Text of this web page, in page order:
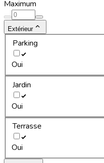
Maximum
Extérieur
Parking
Oui
Jardin
Oui
Terrasse
Oui